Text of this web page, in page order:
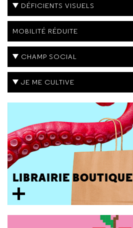
DÉFICIENTS VISUELS
MOBILITÉ RÉDUITE
CHAMP SOCIAL
JE ME CULTIVE
LIBRAIRIE BOUTIQUE